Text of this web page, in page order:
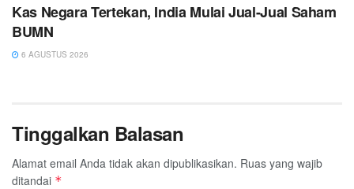
Kas Negara Tertekan, India Mulai Jual-Jual Saham
BUMN
6 AGUSTUS 2026
Tinggalkan Balasan
Alamat email Anda tidak akan dipublikasikan. Ruas yang wajib
ditandai *